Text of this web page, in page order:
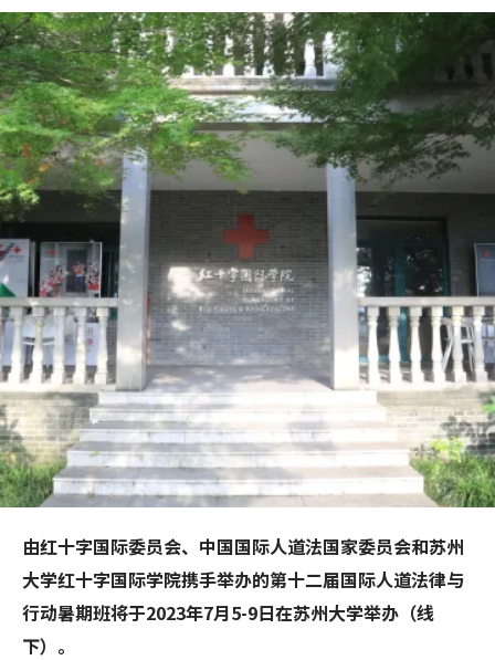
由红十字国际委员会、中国国际人道法国家委员会和苏州
大学红十字国际学院携手举办的第十二届国际人道法律与
行动暑期班将于2023年7月5-9日在苏州大学举办（线
下）。